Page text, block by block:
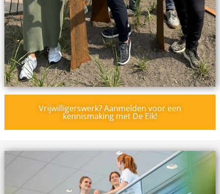
Vrijwilligerswerk? Aanmelden voor een
kennismaking met De Eik!